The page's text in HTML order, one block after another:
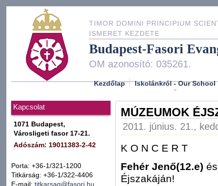
TIMOR DOMINI PRINCIPIUM
ISMERET KEZDETE
Budapest-Fasori
OM azonosító: 035261.
Kezdőlap Iskolánkról - Our School
Kapcsolat
1071 Budapest,
Városligeti fasor 17-21.
Adószám: 19011383-2-42
Porta: +36-1/321-1200
Titkárság: +36-1/322-4406
E-mail: titkarsag@fasori.hu
MÚZEUMOK
2011. június. 21.,
K O N C E R T
Fehér Jenő(12.e) és
Éjszakáján!